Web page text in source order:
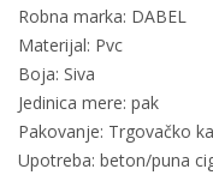
Robna marka: DABEL
Materijal: Pvc
Boja: Siva
Jedinica mere: pak
Pakovanje: Trgovačko
Upotreba: beton/puna